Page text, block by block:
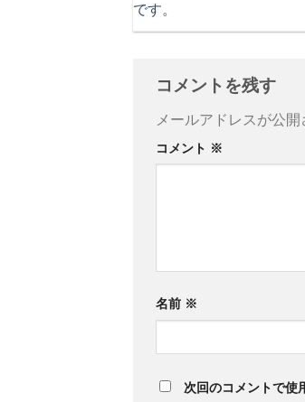
です。
コメントを残す
メールアドレスが公開
コメント ※
名前 ※
次回のコメントで使